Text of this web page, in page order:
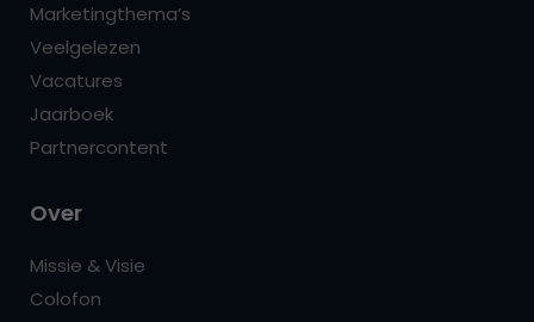
Marketingthema’s
Veelgelezen
Vacatures
Jaarboek
Partnercontent
Over
Missie & Visie
Colofon